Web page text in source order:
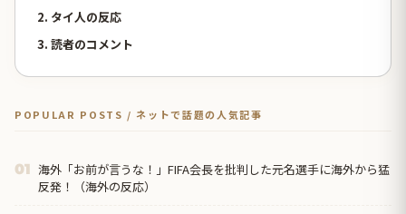
2. タイ人の反応
3. 読者のコメント
POPULAR POSTS / ネットで話題の人気記事
01 海外「お前が言うな！」FIFA会長を批判した元名選手に海外から猛
反発！（海外の反応）